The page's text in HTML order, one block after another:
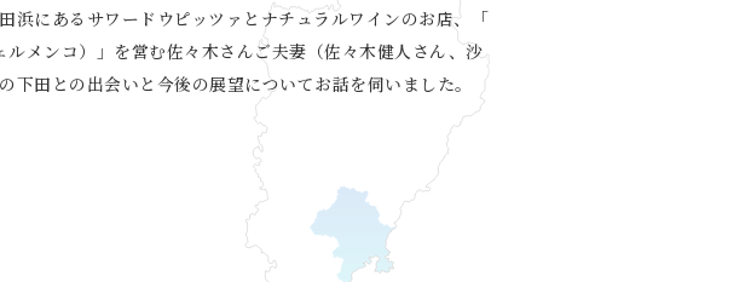
浜にあるサワードウピッツァとナチュラルワインのお店、「
メンコ）」を営む佐々木さんご夫妻（佐々木健人さん、沙
下田との出会いと今後の展望についてお話を伺いました。